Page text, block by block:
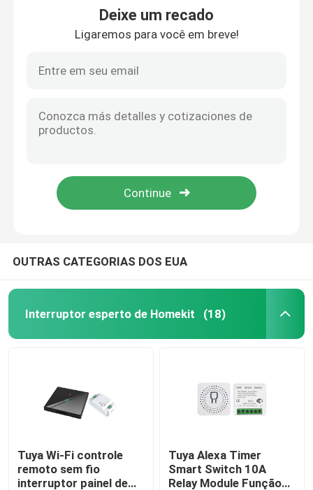
Casa
Sobre nós
Deixe um recado
Ligaremos para você em breve!
OUTRAS CATEGORIAS DOS EUA
Interruptor esperto de Homekit (18)
Tuya Wi-Fi controle
remoto sem fio
interruptor painel de
Tuya Alexa Timer
Smart Switch 10A
Relay Module Função